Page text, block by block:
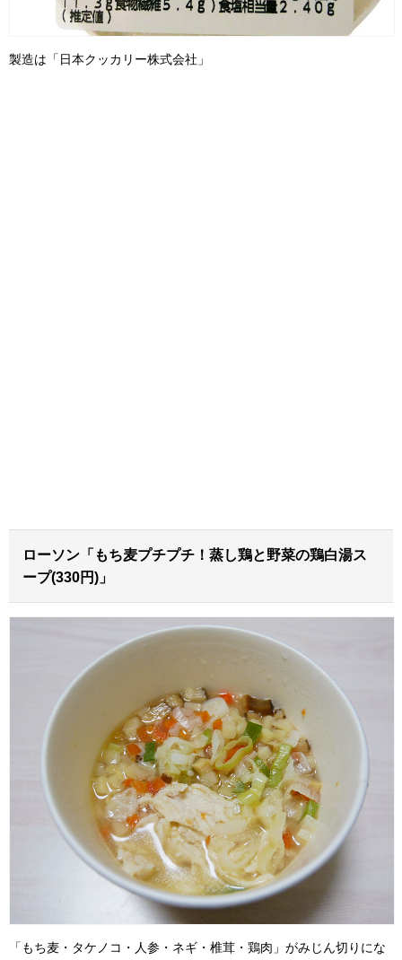
製造は「日本クッカリー株式会社」
ローソン「もち麦プチプチ！蒸し鶏と野菜の鶏白湯ス
ープ(330円)」
「もち麦・タケノコ・人参・ネギ・椎茸・鶏肉」がみじん切りにな